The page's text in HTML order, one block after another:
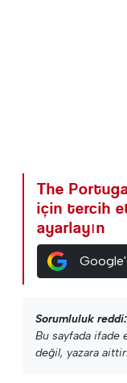
The
için tercih
ayarlayın
Sorumluluk reddi:
Bu sayfada ifade
değil, yazara aittir.